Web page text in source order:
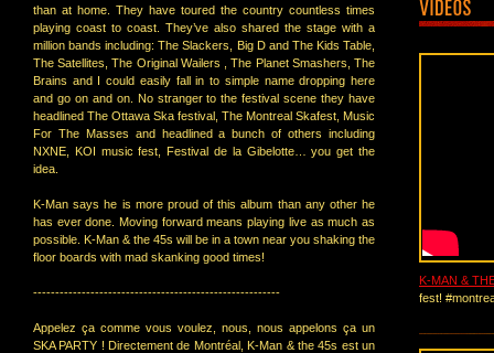
than at home. They have toured the country countless times
playing coast to coast. They’ve also shared the stage with a
million bands including: The Slackers, Big D and The Kids Table,
The Satellites, The Original Wailers , The Planet Smashers, The
Brains and I could easily fall in to simple name dropping here
and go on and on. No stranger to the festival scene they have
headlined The Ottawa Ska festival, The Montreal Skafest, Music
For The Masses and headlined a bunch of others including
NXNE, KOI music fest, Festival de la Gibelotte… you get the
idea.
K-Man says he is more proud of this album than any other he
has ever done. Moving forward means playing live as much as
possible. K-Man & the 45s will be in a town near you shaking the
floor boards with mad skanking good times!
--------------------------------------------------------
Appelez ça comme vous voulez, nous, nous appelons ça un
SKA PARTY ! Directement de Montréal, K-Man & the 45s est un
K-MAN &
fest!